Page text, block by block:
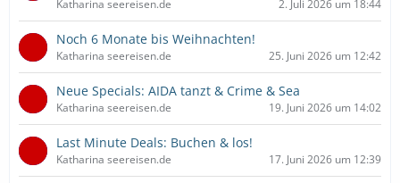
Katharina seereisen.de 2. Juli 2026 um 18:44
Noch 6 Monate bis Weihnachten!
Katharina seereisen.de 25. Juni 2026 um 12:42
Neue Specials: AIDA tanzt & Crime & Sea
Katharina seereisen.de 19. Juni 2026 um 14:02
Last Minute Deals: Buchen & los!
Katharina seereisen.de 17. Juni 2026 um 12:39